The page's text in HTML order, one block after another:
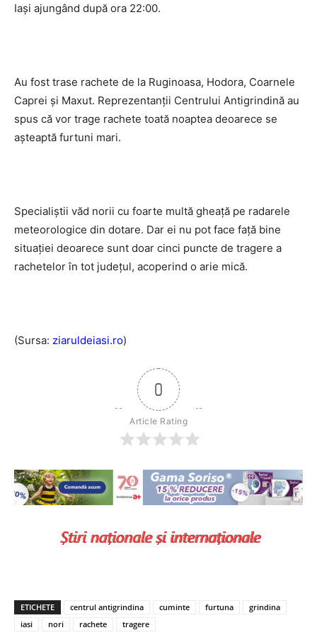
Iași ajungând după ora 22:00.
Au fost trase rachete de la Ruginoasa, Hodora, Coarnele
Caprei și Maxut. Reprezentanții Centrului Antigrindină au
spus că vor trage rachete toată noaptea deoarece se
așteaptă furtuni mari.
Specialiștii văd norii cu foarte multă gheață pe radarele
meteorologice din dotare. Dar ei nu pot face față bine
situației deoarece sunt doar cinci puncte de tragere a
rachetelor în tot județul, acoperind o arie mică.
(Sursa: ziaruldeiasi.ro)
0
Article Rating
ETICHETE centrul antigrindina cuminte furtuna
grindina
iasi
nori rachete tragere